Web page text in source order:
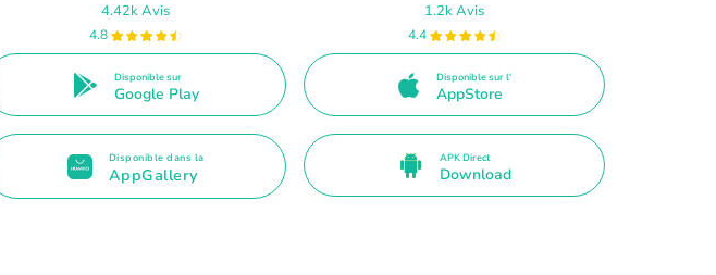
4.42k Avis
4.8
Disponible sur
Google Play
1.2k Avis
4.4
Disponible sur l'
AppStore
Disponible dans la
AppGallery
APK Direct
Download